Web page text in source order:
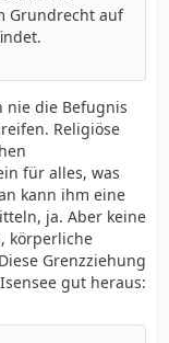
Grundrecht auf
nie die Befugnis
Religiöse
für alles, was
kann ihm eine
ja. Aber keine
körperliche
Grenzziehung
gut heraus: